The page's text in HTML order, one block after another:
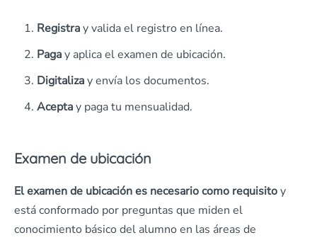
Registray valida el registro en línea.
Pagay aplica el examen de ubicación.
Digitalizay envía los documentos.
Aceptay paga tu mensualidad.
Examen de ubicación
El examen de ubicación es necesario como requisitoy
está conformado por preguntas que miden el
conocimiento básico del alumno en las áreas de